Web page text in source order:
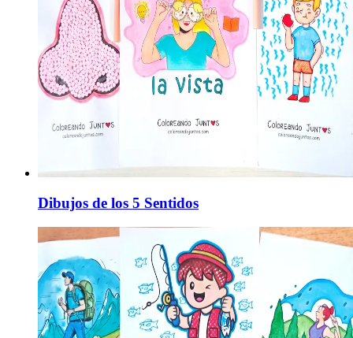
Dibujos de los 5 Sentidos